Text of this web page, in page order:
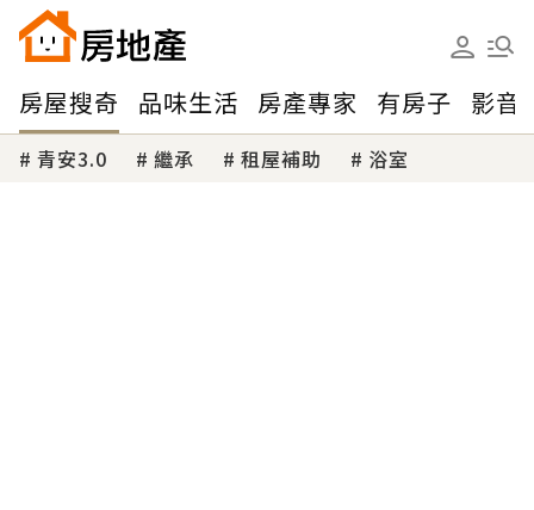
房屋搜奇 品味生活 房產專家 有房子 影音
青安3.0 繼承 租屋補助 浴室